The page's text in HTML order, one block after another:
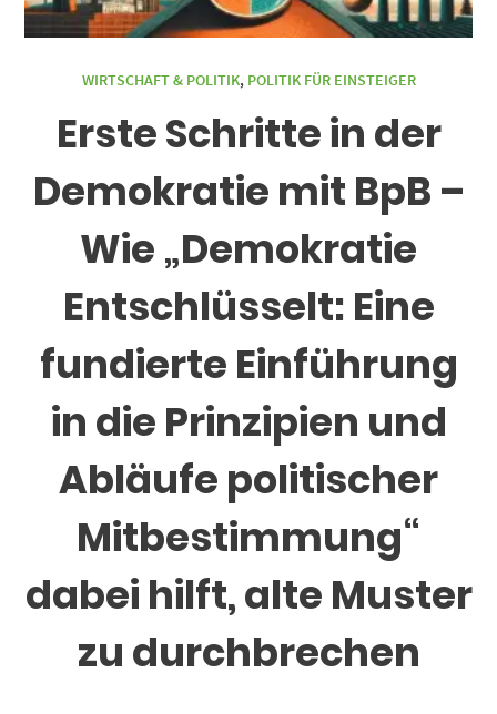
WIRTSCHAFT & POLITIK, POLITIK FÜR EINSTEIGER
Erste Schritte in der
Demokratie mit BpB –
Wie „Demokratie
Entschlüsselt: Eine
fundierte Einführung
in die Prinzipien und
Abläufe politischer
Mitbestimmung“
dabei hilft, alte Muster
zu durchbrechen